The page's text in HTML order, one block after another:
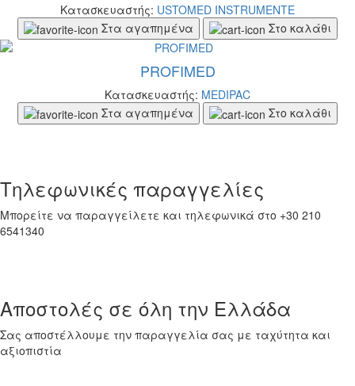
Κατασκευαστής: USTOMED INSTRUMENTE
Στα αγαπημένα
Στο καλάθι
PROFIMED
Κατασκευαστής: MEDIPAC
Στα αγαπημένα
Στο καλάθι
Τηλεφωνικές παραγγελίες
Μπορείτε να παραγγείλετε και τηλεφωνικά στο +30 210
6541340
Αποστολές σε όλη την Ελλάδα
Σας αποστέλλουμε την παραγγελία σας με ταχύτητα και
αξιοπιστία